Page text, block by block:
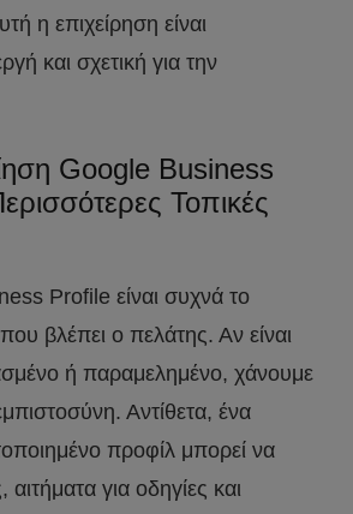
η επιχείρηση είναι
και σχετική για την
Google Business
Τοπικές
Profile είναι συχνά το
βλέπει ο πελάτης. Αν είναι
ή παραμελημένο, χάνουμε
Αντίθετα, ένα
προφίλ μπορεί να
αιτήματα για οδηγίες και